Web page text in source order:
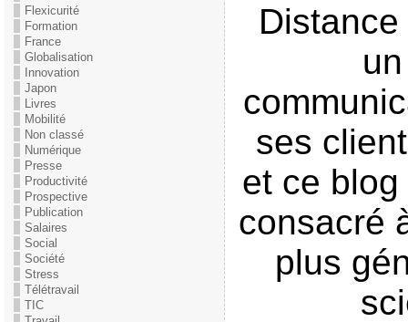
Flexicurité
Formation
France
Globalisation
Innovation
Japon
Livres
Mobilité
Non classé
Numérique
Presse
Productivité
Prospective
Publication
Salaires
Social
Société
Stress
Télétravail
TIC
ses
et ce
consacré
plus